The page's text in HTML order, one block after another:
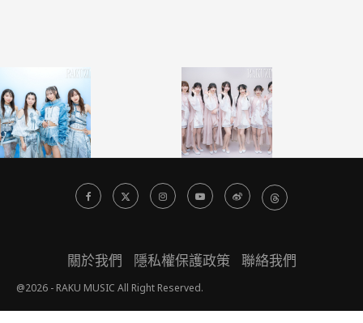
關於我們 隱私權保護政策 聯絡我們
@2026 - RAKU MUSIC All Right Reserved.